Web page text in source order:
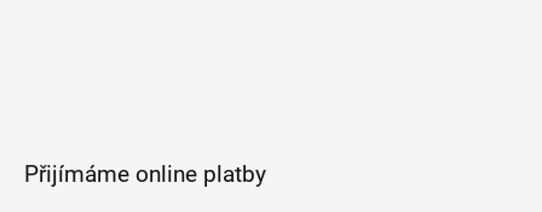
Přijímáme online platby